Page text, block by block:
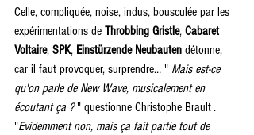
Celle, compliquée, noise, indus, bousculée par les
expérimentations de Throbbing Gristle, Cabaret
Voltaire, SPK, Einstürzende Neubauten détonne,
car il faut provoquer, surprendre… " Mais est-ce
qu'on parle de New Wave, musicalement en
écoutant ça ? " questionne Christophe Brault .
"Evidemment non, mais ça fait partie tout de